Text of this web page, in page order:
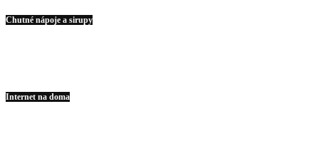
Chutné nápoje a sirupy
Internet na doma